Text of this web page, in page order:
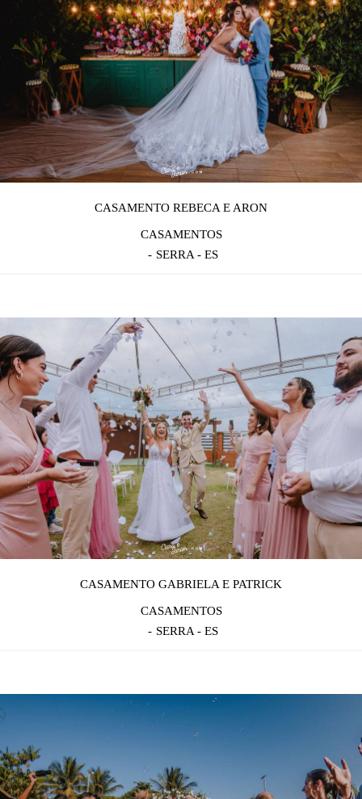
CASAMENTO REBECA E ARON
CASAMENTOS
SERRA - ES
CASAMENTO GABRIELA E PATRICK
CASAMENTOS
SERRA - ES